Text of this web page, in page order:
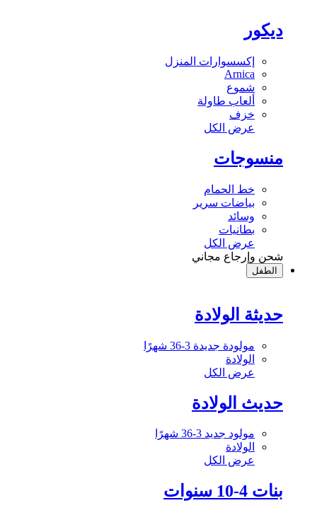
ديكور
إكسسوارات المنزل
Arnica
شموع
ألعاب طاولة
خزف
عرض الكل
منسوجات
خط الحمام
بياضات سرير
وسائد
بطانيات
عرض الكل
شحن وإرجاع مجاني
الطفل
حديثة الولادة
مولودة جديدة 3-36 شهرًا
الولادة
عرض الكل
حديث الولادة
مولود جديد 3-36 شهرًا
الولادة
عرض الكل
بنات 4-10 سنوات